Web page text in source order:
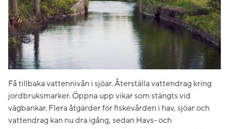
Få tillbaka vattennivån i sjöar. Återställa vattendrag kring
jordbruksmarker. Öppna upp vikar som stängts vid
vägbankar. Flera åtgärder för fiskevården i hav, sjöar och
vattendrag kan nu dra igång, sedan Havs- och